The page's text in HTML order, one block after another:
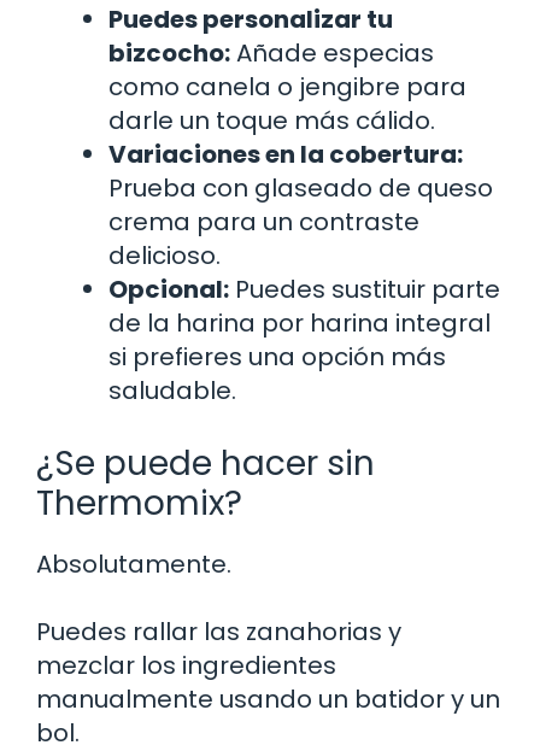
Puedes personalizar tu
bizcocho:Añade especias
como canela o jengibre para
darle un toque más cálido.
Variaciones en la cobertura:
Prueba con glaseado de queso
crema para un contraste
delicioso.
Opcional: Puedes sustituir parte
de la harina por harina integral
si prefieres una opción más
saludable.
¿Se puede hacer sin
Thermomix?
Absolutamente.
Puedes rallar las zanahorias y
mezclar los ingredientes
manualmente usando un batidor y un
bol.